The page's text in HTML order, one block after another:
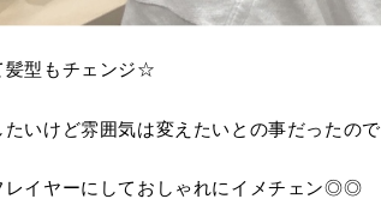
髪型もチェンジ☆
たいけど雰囲気は変えたいとの事だったので
レイヤーにしておしゃれにイメチェン◎◎